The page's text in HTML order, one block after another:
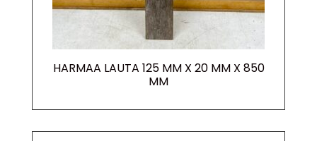
HARMAA LAUTA 125 MM X 20 MM X 850
MM